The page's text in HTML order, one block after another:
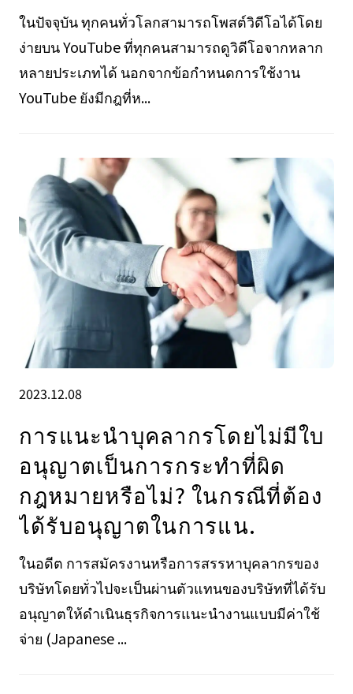
ในปัจจุบัน ทุกคนทั่วโลกสามารถโพสต์วิดีโอได้โดย
ง่ายบน YouTube ที่ทุกคนสามารถดูวิดีโอจากหลาก
หลายประเภทได้ นอกจากข้อกำหนดการใช้งาน
YouTube ยังมีกฎที่ห...
2023.12.08
การแนะนำบุคลากรโดยไม่มีใบ
อนุญาตเป็นการกระทำที่ผิด
กฎหมายหรือไม่? ในกรณีที่ต้อง
ได้รับอนุญาตในการแน.
ในอดีต การสมัครงานหรือการสรรหาบุคลากรของ
บริษัทโดยทั่วไปจะเป็นผ่านตัวแทนของบริษัทที่ได้รับ
อนุญาตให้ดำเนินธุรกิจการแนะนำงานแบบมีค่าใช้
จ่าย (Japanese ...